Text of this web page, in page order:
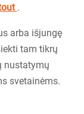
.
arba išjungę
tam tikrų
nustatymų
svetainėms.